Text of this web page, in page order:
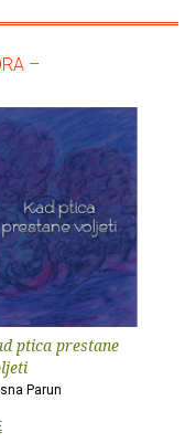
–
ptica prestane
Parun